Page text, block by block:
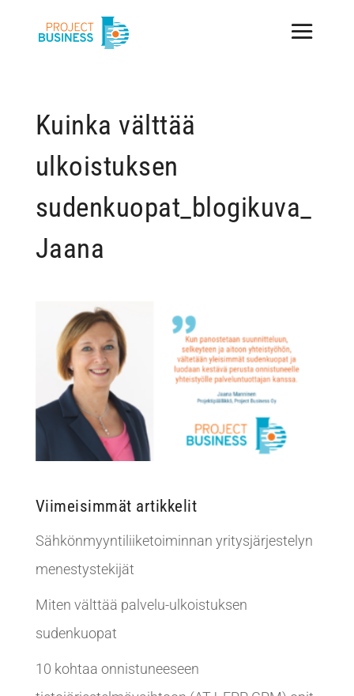
Kuinka välttää
ulkoistuksen
sudenkuopat_blogikuva_
Jaana
Viimeisimmät artikkelit
Sähkönmyyntiliiketoiminnan yritysjärjestelyn
menestystekijät
Miten välttää palvelu-ulkoistuksen
sudenkuopat
10 kohtaa onnistuneeseen